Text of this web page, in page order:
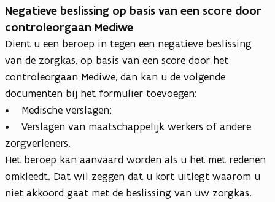
Negatieve beslissing op basis van een score door
controleorgaan Mediwe
Dient u een beroep in tegen een negatieve beslissing
van de zorgkas, op basis van een score door het
controleorgaan Mediwe, dan kan u de volgende
documenten bij het formulier toevoegen:
• Medische verslagen;
• Verslagen van maatschappelijk werkers of andere
zorgverleners.
Het beroep kan aanvaard worden als u het met redenen
omkleedt. Dat wil zeggen dat u kort uitlegt waarom u
niet akkoord gaat met de beslissing van uw zorgkas.